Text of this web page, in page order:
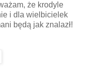
że krodyle
i dla wielbicielek
będą jak znalazł!